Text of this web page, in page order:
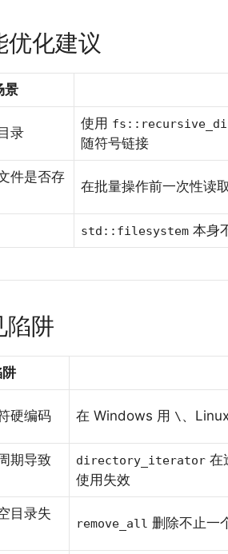
优化建议
景
录
使用
随符号链接
件是否存
在批量操作前一次性读
std::filesystem 本身
陷阱
阱
硬编码 在 Windows 用 \、
期导致
directory_iterator 在
使用失效
目录失
remove_all 删除不止一